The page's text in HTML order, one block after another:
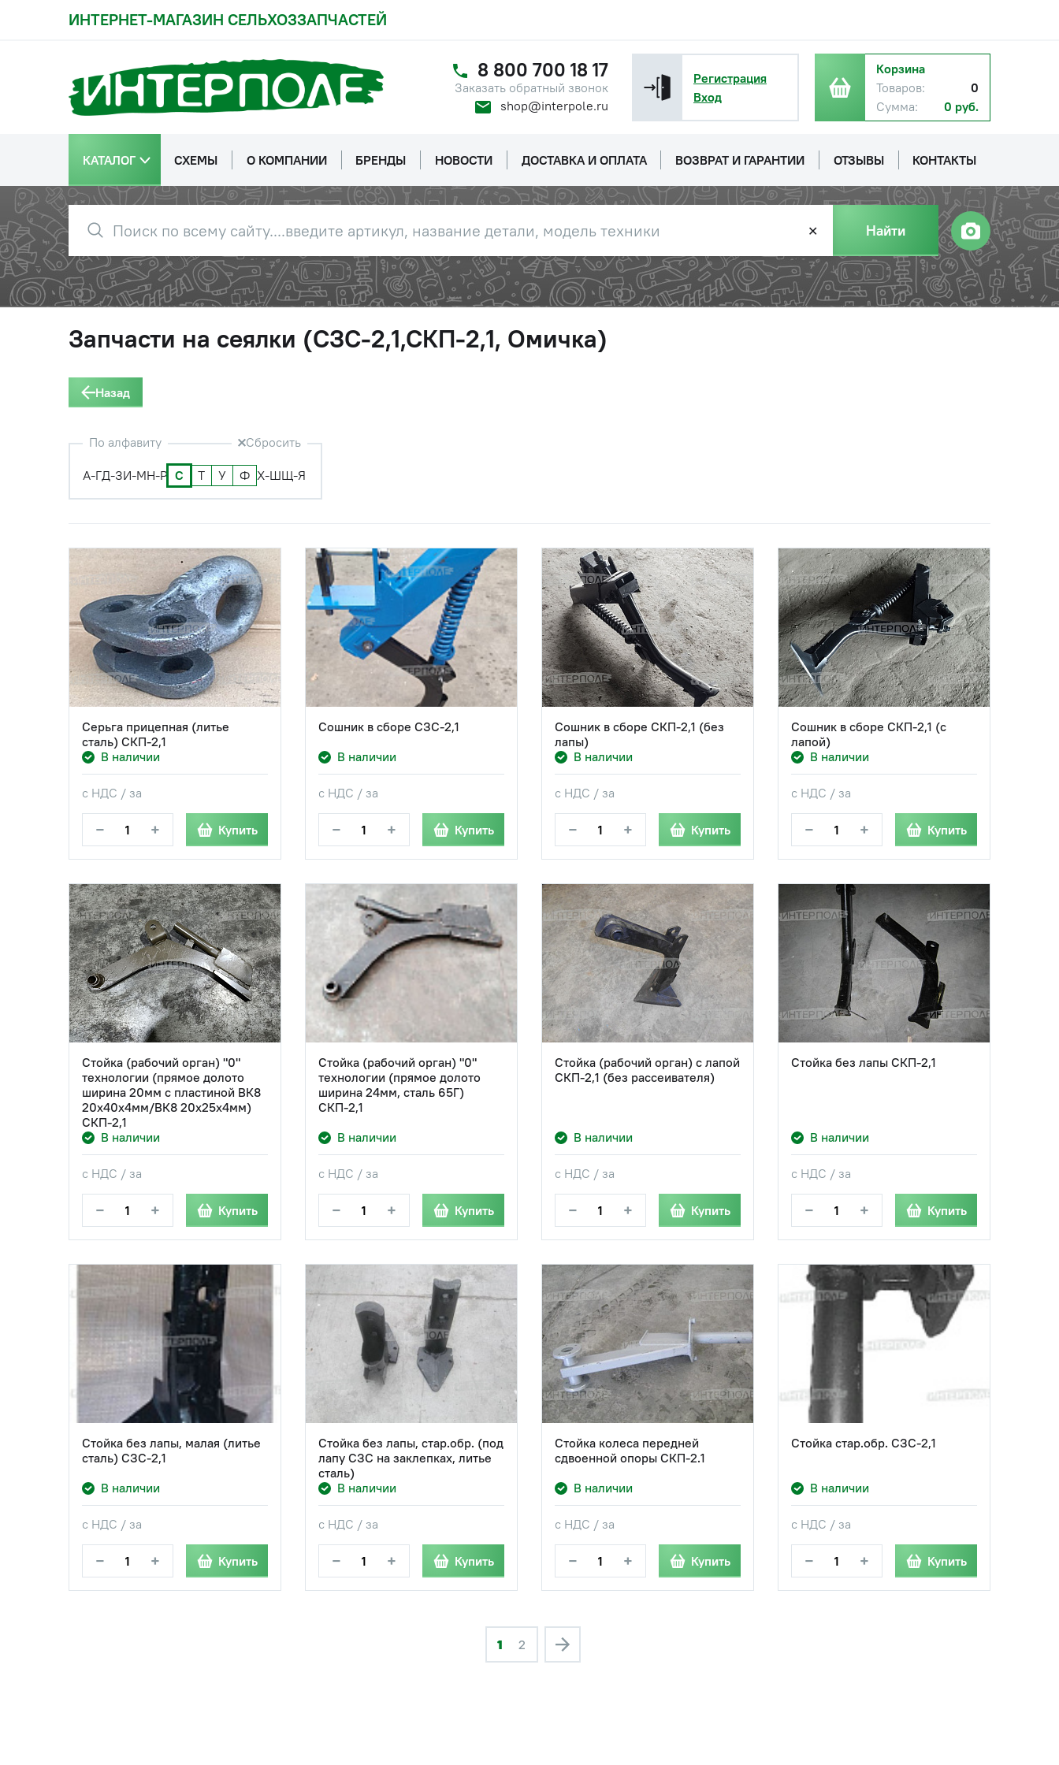
ИНТЕРНЕТ-МАГАЗИН СЕЛЬХОЗЗАПЧАСТЕЙ
8 800 700 18 17
Заказать обратный звонок
shop@interpole.ru
Регистрация
Вход
Корзина
Товаров:
0
Сумма:
0 руб.
КАТАЛОГ СХЕМЫ О КОМПАНИИ БРЕНДЫ НОВОСТИ ДОСТАВКА И ОПЛАТА ВОЗВРАТ И ГАРАНТИИ ОТЗЫВЫ КОНТАКТЫ
✕ Найти
Запчасти на сеялки (СЗС-2,1,СКП-2,1, Омичка)
Назад
По алфавиту Сбросить
А-ГД-ЗИ-МН-Р С Т У Ф Х-ШЩ-Я
Серьга прицепная (литье
сталь) СКП-2,1
В наличии
с НДС / за
− + Купить
Сошник в сборе СЗС-2,1
В наличии
с НДС / за
− + Купить
Сошник в сборе СКП-2,1 (без
лапы)
В наличии
с НДС / за
− + Купить
Сошник в сборе СКП-2,1 (с
лапой)
В наличии
с НДС / за
− + Купить
Стойка (рабочий орган) "0"
технологии (прямое долото
ширина 20мм с пластиной ВК8
20х40х4мм/ВК8 20х25х4мм)
СКП-2,1
В наличии
с НДС / за
− + Купить
Стойка (рабочий орган) "0"
технологии (прямое долото
ширина 24мм, сталь 65Г)
СКП-2,1
В наличии
с НДС / за
− + Купить
Стойка (рабочий орган) с лапой
СКП-2,1 (без рассеивателя)
В наличии
с НДС / за
− + Купить
Стойка без лапы СКП-2,1
В наличии
с НДС / за
− + Купить
Стойка без лапы, малая (литье
сталь) СЗС-2,1
В наличии
с НДС / за
− + Купить
Стойка без лапы, стар.обр. (под
лапу СЗС на заклепках, литье
сталь)
В наличии
с НДС / за
− + Купить
Стойка колеса передней
сдвоенной опоры СКП-2.1
В наличии
с НДС / за
− + Купить
Стойка стар.обр. СЗС-2,1
В наличии
с НДС / за
− + Купить
1 2